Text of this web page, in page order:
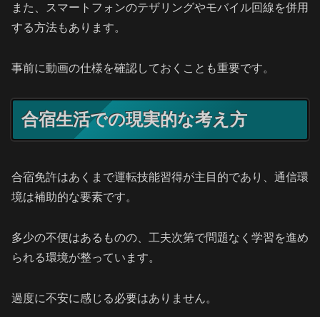
また、スマートフォンのテザリングやモバイル回線を併用
する方法もあります。
事前に動画の仕様を確認しておくことも重要です。
合宿生活での現実的な考え方
合宿免許はあくまで運転技能習得が主目的であり、通信環
境は補助的な要素です。
多少の不便はあるものの、工夫次第で問題なく学習を進め
られる環境が整っています。
過度に不安に感じる必要はありません。